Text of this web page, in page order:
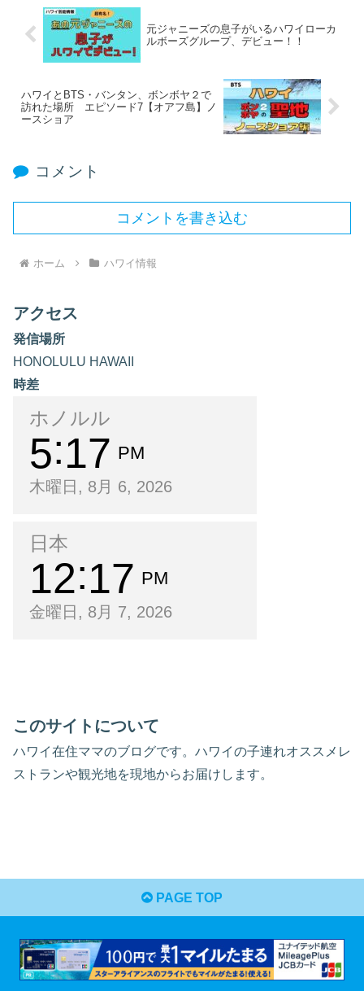
元ジャニーズの息子がいるハワイローカ
ルボーズグループ、デビュー！！
ハワイとBTS・バンタン、ボンボヤ２で
訪れた場所 エピソード7【オアフ島】ノ
ースショア
コメント
コメントを書き込む
ホーム ハワイ情報
アクセス
発信場所
HONOLULU HAWAII
時差
ホノルル
5 17 PM
木曜日, 8月 6, 2026
日本
12 17 PM
金曜日, 8月 7, 2026
このサイトについて
ハワイ在住ママのブログです。ハワイの子連れオススメレ
ストランや観光地を現地からお届けします。
PAGE TOP